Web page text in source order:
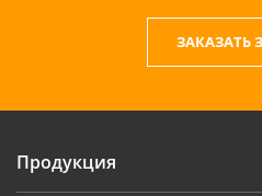
ЗАКАЗАТЬ
Продукция